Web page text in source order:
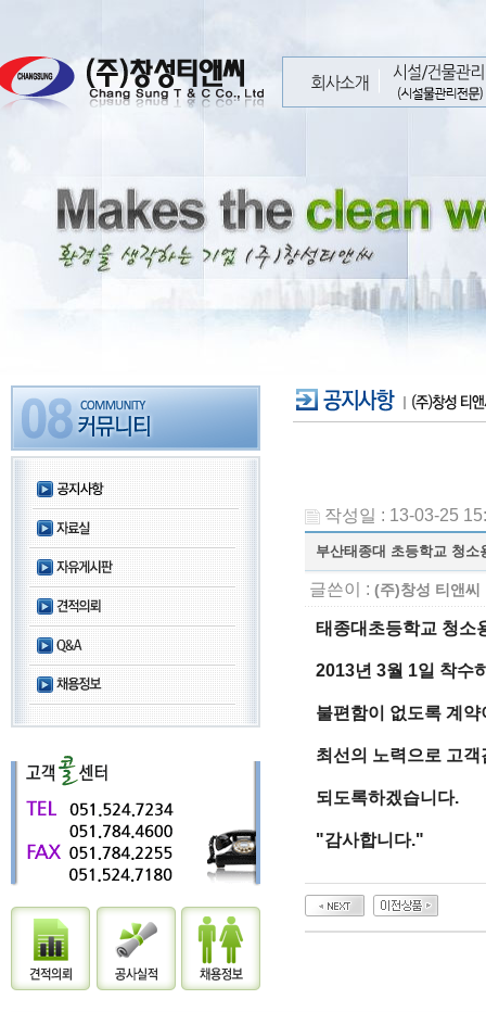
작성일 : 13-03-25
부산태종대 초등학교 청소
글쓴이 : (주)창성 티앤씨
태종대초등학교 청소
2013년 3월 1일 착수
불편함이 없도록 계
최선의 노력으로 고
되도록하겠습니다.
"감사합니다."